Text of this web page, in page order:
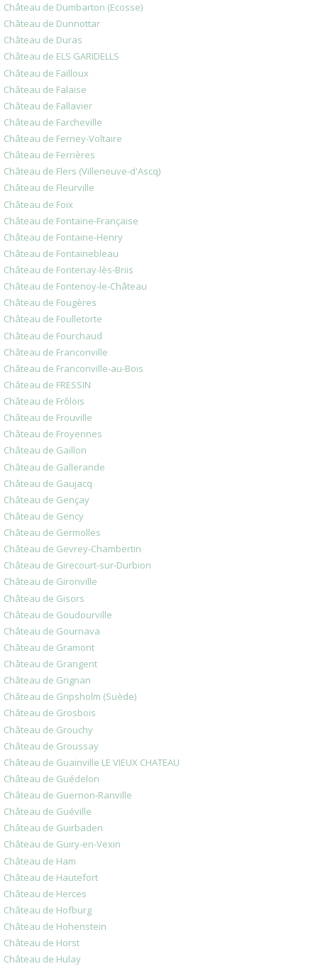
Château de Dumbarton (Ecosse)
Château de Dunnottar
Château de Duras
Château de ELS GARIDELLS
Château de Failloux
Château de Falaise
Château de Fallavier
Château de Farcheville
Château de Ferney-Voltaire
Château de Ferrières
Château de Flers (Villeneuve-d'Ascq)
Château de Fleurville
Château de Foix
Château de Fontaine-Française
Château de Fontaine-Henry
Château de Fontainebleau
Château de Fontenay-lès-Briis
Château de Fontenoy-le-Château
Château de Fougères
Château de Foulletorte
Château de Fourchaud
Château de Franconville
Château de Franconville-au-Bois
Château de FRESSIN
Château de Frôlois
Château de Frouville
Château de Froyennes
Château de Gaillon
Château de Gallerande
Château de Gaujacq
Château de Gençay
Château de Gency
Château de Germolles
Château de Gevrey-Chambertin
Château de Girecourt-sur-Durbion
Château de Gironville
Château de Gisors
Château de Goudourville
Château de Gournava
Château de Gramont
Château de Grangent
Château de Grignan
Château de Gripsholm (Suède)
Château de Grosbois
Château de Grouchy
Château de Groussay
Château de Guainville LE VIEUX CHATEAU
Château de Guédelon
Château de Guernon-Ranville
Château de Guéville
Château de Guirbaden
Château de Guiry-en-Vexin
Château de Ham
Château de Hautefort
Château de Herces
Château de Hofburg
Château de Hohenstein
Château de Horst
Château de Hulay